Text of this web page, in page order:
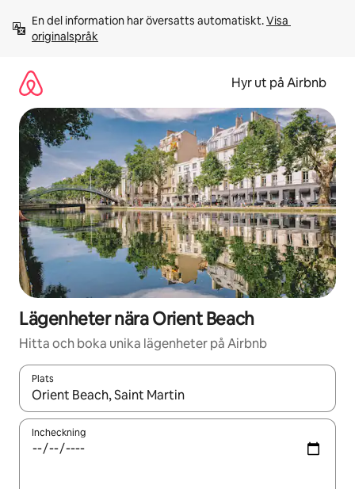
innehåll
En del information har översatts automatiskt. Visa
originalspråk
Hyr ut på Airbnb
Lägenheter nära Orient Beach
Hitta och boka unika lägenheter på Airbnb
Plats
När resultaten är tillgängliga kan du navigera med upp- och
Incheckning